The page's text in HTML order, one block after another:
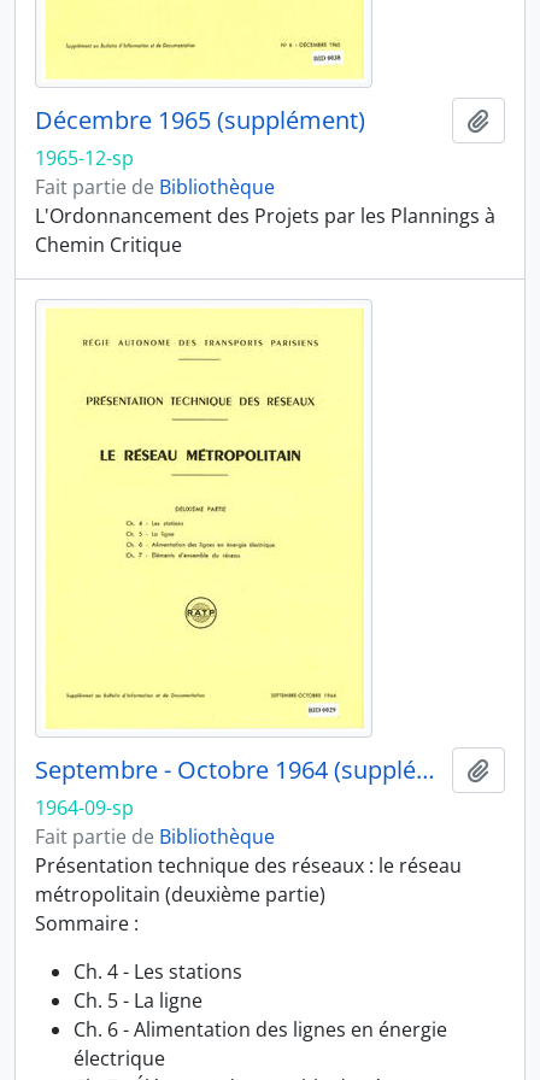
Décembre 1965 (supplément)
1965-12-sp
Fait partie de Bibliothèque
L'Ordonnancement des Projets par les Plannings à
Chemin Critique
Septembre - Octobre 1964 (supplément)
1964-09-sp
Fait partie de Bibliothèque
Présentation technique des réseaux : le réseau
métropolitain (deuxième partie)
Sommaire :
Ch. 4 - Les stations
Ch. 5 - La ligne
Ch. 6 - Alimentation des lignes en énergie
électrique